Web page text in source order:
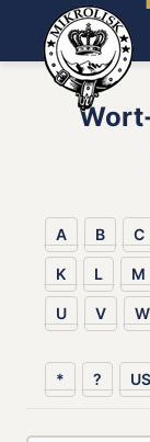
A B C
K L M
U V W
* ?